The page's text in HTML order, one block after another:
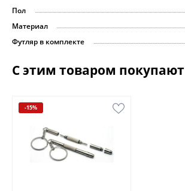
Пол
Материал
Футляр в комплекте
С этим товаром покупают
-15%